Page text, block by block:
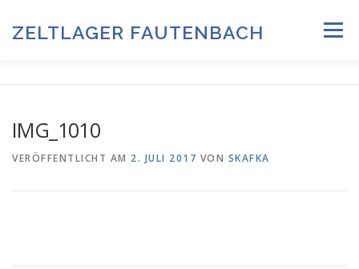
springen
ZELTLAGER FAUTENBACH Menü
HISTORIE & FOTOARCHIV
IMG_1010
VERÖFFENTLICHT AM 2. JULI 2017 VON SKAFKA